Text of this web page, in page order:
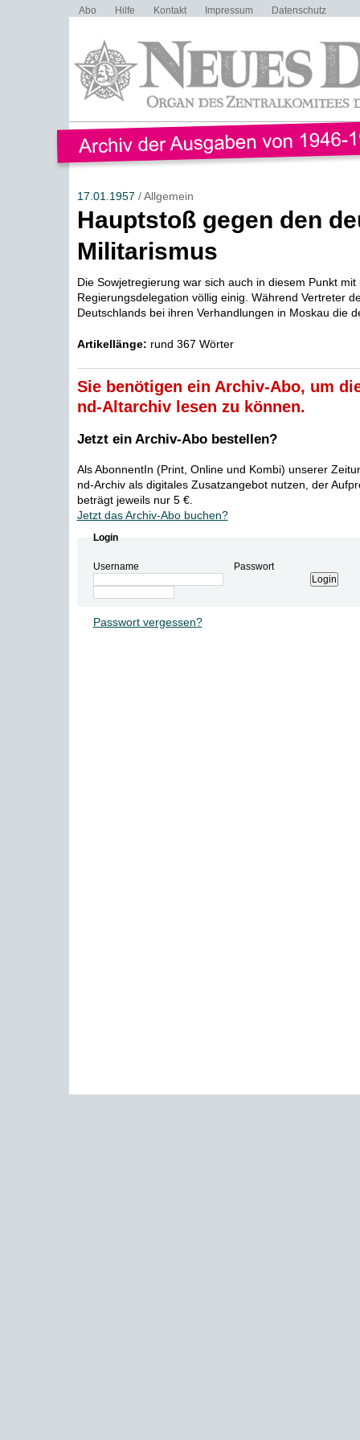
Abo Hilfe Kontakt Impressum Datenschutz
17.01.1957 / Allgemein
Hauptstoß gegen den
Militarismus
Die Sowjetregierung war sich auch in diesem Punkt mit
Regierungsdelegation völlig einig. Während Vertreter
Deutschlands bei ihren Verhandlungen in Moskau die
Artikellänge: rund 367 Wörter
Sie benötigen ein Archiv-Abo, um
nd-Altarchiv lesen zu können.
Jetzt ein Archiv-Abo bestellen?
Als AbonnentIn (Print, Online und Kombi) unserer
nd-Archiv als digitales Zusatzangebot nutzen, der
beträgt jeweils nur 5 €.
Jetzt das Archiv-Abo buchen?
Login
Username Passwort
Passwort vergessen?